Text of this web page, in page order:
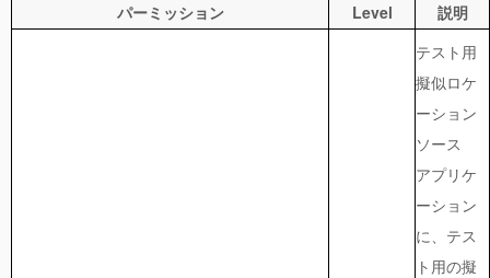
パーミッション Level 説明
テスト用
擬似ロケ
ーション
ソース
アプリケ
ーション
に、テス
ト用の擬